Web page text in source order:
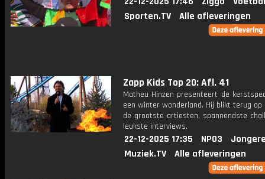
Sporten.TV
Alle afleveringen
Zapp Kids Top 20: Afl. 41
Matheu Hinzen presenteert de
een winter wonderland. Hij blikt terug
de grootste artiesten, spannendste
leukste interviews.
22-12-2025 17:35 NPO3
Muziek.TV
Alle afleveringen